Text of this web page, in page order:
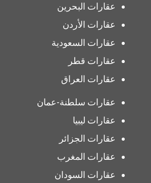
عقارات البحرين
عقارات الأردن
عقارات السعودية
عقارات قطر
عقارات العراق
عقارات سلطنة-عمان
عقارات ليبيا
عقارات الجزائر
عقارات المغرب
عقارات السودان